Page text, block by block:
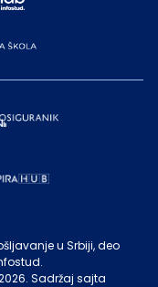
u Srbiji, deo
. Sadržaj sajta